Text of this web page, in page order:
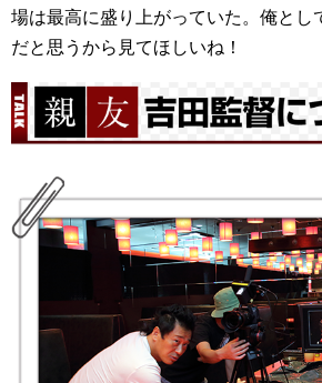
場は最高に盛り上がっていた。俺とし
だと思うから見てほしいね！